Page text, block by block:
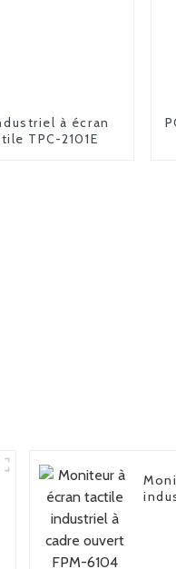
à écran
TPC-2101E